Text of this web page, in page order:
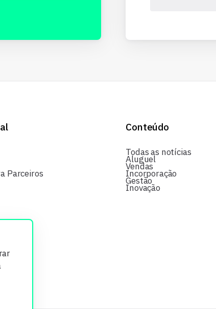
Parceiros
Conteúdo
Todas as notícias
Aluguel
Vendas
Incorporação
Gestão
Inovação